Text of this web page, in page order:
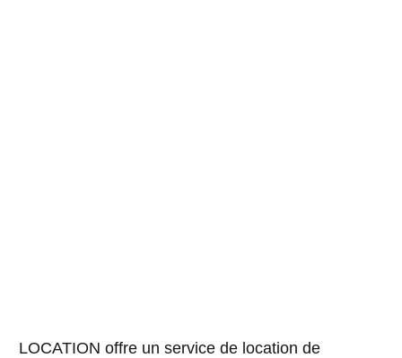
LOCATION offre un service de location de